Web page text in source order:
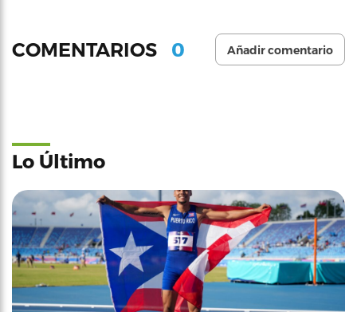
COMENTARIOS 0 Añadir comentario
Lo Último